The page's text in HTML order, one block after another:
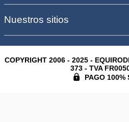
Nuestros sitios
COPYRIGHT 2006 - 2025 -
373 - TVA
PAGO 100%